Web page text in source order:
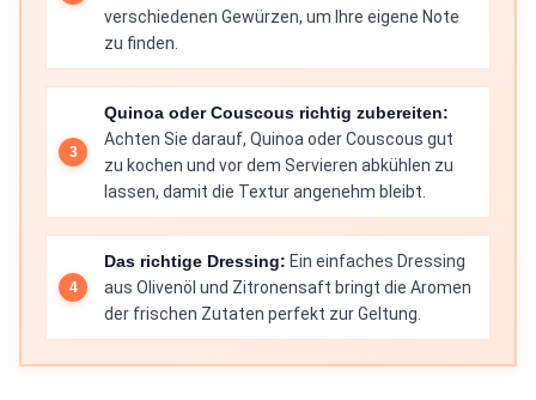
verschiedenen Gewürzen, um Ihre eigene Note
zu finden.
Quinoa oder Couscous richtig zubereiten:
Achten Sie darauf, Quinoa oder Couscous gut
zu kochen und vor dem Servieren abkühlen zu
lassen, damit die Textur angenehm bleibt.
Das richtige Dressing: Ein einfaches Dressing
aus Olivenöl und Zitronensaft bringt die Aromen
der frischen Zutaten perfekt zur Geltung.